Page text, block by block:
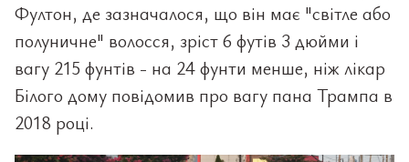
Фултон, де зазначалося, що він має "світле або
полуничне" волосся, зріст 6 футів 3 дюйми і
вагу 215 фунтів - на 24 фунти менше, ніж лікар
Білого дому повідомив про вагу пана Трампа в
2018 році.